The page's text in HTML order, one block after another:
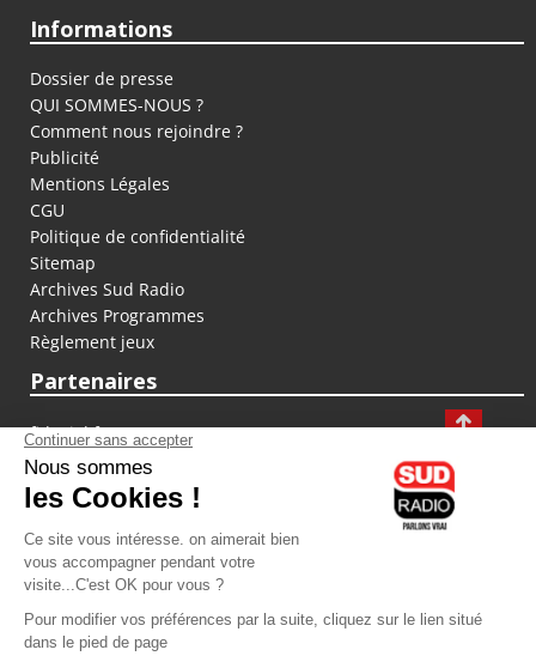
Informations
Dossier de presse
QUI SOMMES-NOUS ?
Comment nous rejoindre ?
Publicité
Mentions Légales
CGU
Politique de confidentialité
Sitemap
Archives Sud Radio
Archives Programmes
Règlement jeux
Partenaires
fiducial.fr
lyoncapitale.fr
olympique-et-lyonnais.com
L'application Iphone / Android
Téléchargez l'application